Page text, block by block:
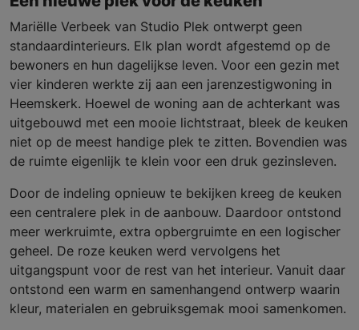
Mariëlle Verbeek van Studio Plek ontwerpt geen
standaardinterieurs. Elk plan wordt afgestemd op de
bewoners en hun dagelijkse leven. Voor een gezin met
vier kinderen werkte zij aan een jarenzestigwoning in
Heemskerk. Hoewel de woning aan de achterkant was
uitgebouwd met een mooie lichtstraat, bleek de keuken
niet op de meest handige plek te zitten. Bovendien was
de ruimte eigenlijk te klein voor een druk gezinsleven.
Door de indeling opnieuw te bekijken kreeg de keuken
een centralere plek in de aanbouw. Daardoor ontstond
meer werkruimte, extra opbergruimte en een logischer
geheel. De roze keuken werd vervolgens het
uitgangspunt voor de rest van het interieur. Vanuit daar
ontstond een warm en samenhangend ontwerp waarin
kleur, materialen en gebruiksgemak mooi samenkomen.